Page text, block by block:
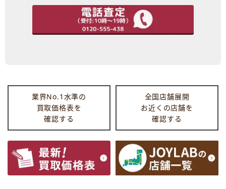
業界No.1水準の
買取価格表を
確認する
全国店舗展開
お近くの店舗を
確認する